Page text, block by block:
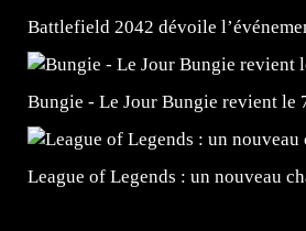
Battlefield 2042 dévoile
Bungie - Le Jour Bungie revient le
League of Legends : un nouveau